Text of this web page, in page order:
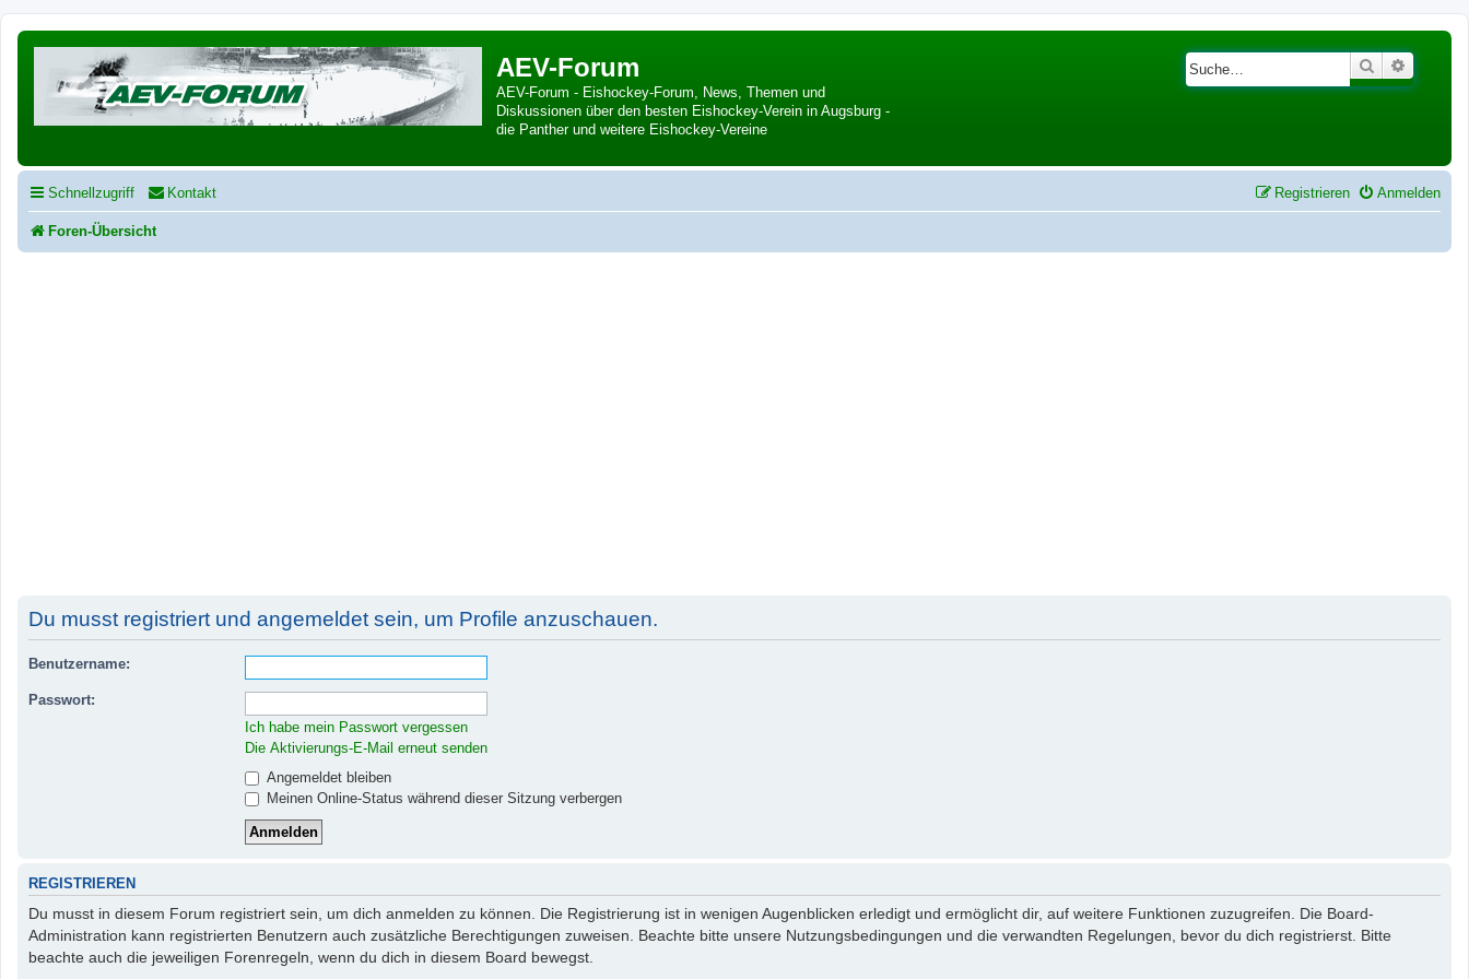
AEV-Forum
AEV-Forum - Eishockey-Forum, News, Themen und
Diskussionen über den besten Eishockey-Verein in Augsburg -
die Panther und weitere Eishockey-Vereine
Suche
Schnellzugriff Kontakt Anmelden
Registrieren
Foren-Übersicht
Du musst registriert und angemeldet sein, um Profile anzuschauen.
Benutzername:
Passwort:
Ich habe mein Passwort vergessen
Die Aktivierungs-E-Mail erneut senden
Angemeldet bleiben
Meinen Online-Status während dieser Sitzung verbergen
REGISTRIEREN
Du musst in diesem Forum registriert sein, um dich anmelden zu können. Die Registrierung ist in wenigen Augenblicken erledigt und ermöglicht dir, auf weitere Funktionen zuzugreifen. Die Board-
Administration kann registrierten Benutzern auch zusätzliche Berechtigungen zuweisen. Beachte bitte unsere Nutzungsbedingungen und die verwandten Regelungen, bevor du dich registrierst. Bitte
beachte auch die jeweiligen Forenregeln, wenn du dich in diesem Board bewegst.